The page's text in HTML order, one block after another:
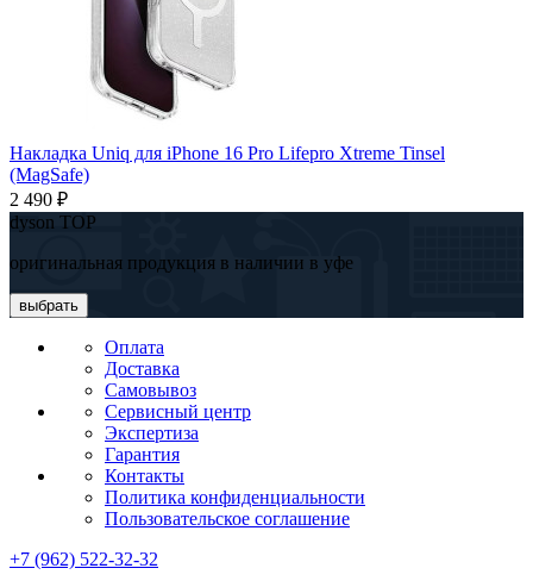
Накладка Uniq для iPhone 16 Pro Lifepro Xtreme Tinsel
(MagSafe)
2 490 ₽
dyson TOP
оригинальная продукция в наличии в уфе
выбрать
Оплата
Доставка
Самовывоз
Сервисный центр
Экспертиза
Гарантия
Контакты
Политика конфиденциальности
Пользовательское соглашение
+7 (962) 522-32-32